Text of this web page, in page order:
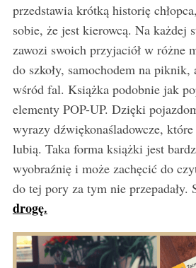
przedstawia krótką historię
sobie, że jest kierowcą. Na każdej
zawozi swoich przyjaciół w różne
do szkoły, samochodem na piknik,
wśród fal. Książka podobnie jak
elementy POP-UP. Dzięki
wyrazy dźwiękonaśladowcze,
lubią. Taka forma książki jest
wyobraźnię i może zachęcić do
do tej pory za tym nie przepadały.
drogę.